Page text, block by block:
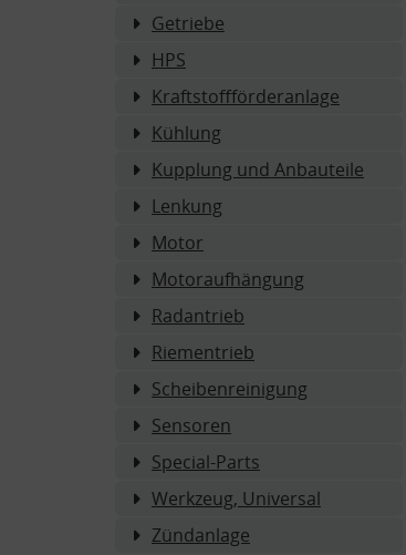
Getriebe
HPS
Kraftstoffförderanlage
Kühlung
Kupplung und Anbauteile
Lenkung
Motor
Motoraufhängung
Radantrieb
Riementrieb
Scheibenreinigung
Sensoren
Special-Parts
Werkzeug, Universal
Zündanlage